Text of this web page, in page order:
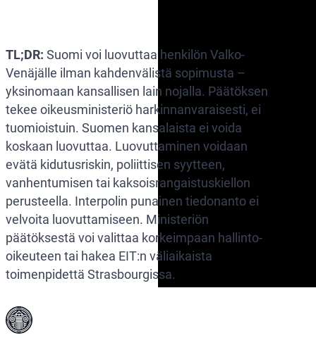
TL;DR: Suomi voi luovuttaa henkilön Valko-
Venäjälle ilman kahdenvälistä sopimusta –
yksinomaan kansallisen lain nojalla. Päätöksen
tekee oikeusministeriö harkinnanvaraisesti, ei
tuomioistuin. Suomen kansalaista ei voida
koskaan luovuttaa. Luovuttaminen voidaan
evätä kidutusriskin, poliittisen syytteen,
vanhentumisen tai kaksoisrangaistuskiellon
perusteella. Interpolin punainen tiedonanto ei
velvoita luovuttamiseen. Ministeriön
päätöksestä voi valittaa korkeimpaan hallinto-
oikeuteen tai hakea EIT:n väliaikaista
toimenpidettä Strasbourgissa.